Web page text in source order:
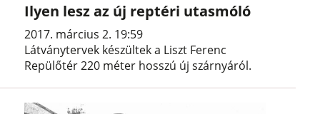
Ilyen lesz az új reptéri utasmóló
2017. március 2. 19:59
Látványtervek készültek a Liszt Ferenc
Repülőtér 220 méter hosszú új szárnyáról.